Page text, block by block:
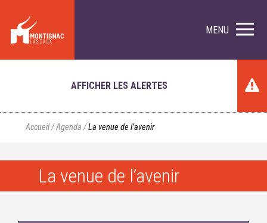
MENU
AFFICHER LES ALERTES
Accueil/Agenda /La venue de l’avenir
La venue de l’avenir